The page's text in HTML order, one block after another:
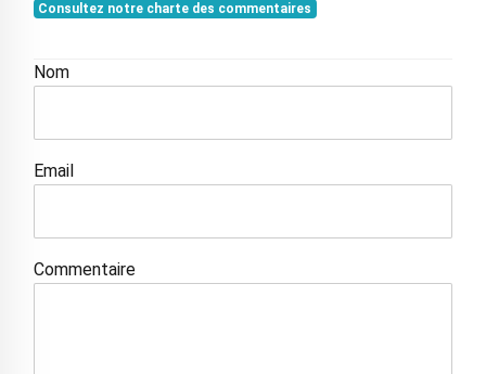
Consultez notre charte des commentaires
Nom
Email
Commentaire